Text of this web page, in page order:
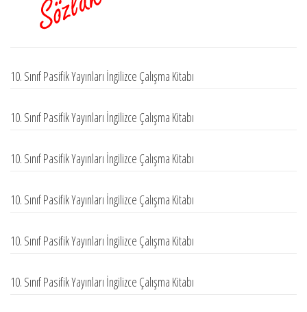
10. Sınıf Pasifik Yayınları İngilizce Çalışma Kitabı
10. Sınıf Pasifik Yayınları İngilizce Çalışma Kitabı
10. Sınıf Pasifik Yayınları İngilizce Çalışma Kitabı
10. Sınıf Pasifik Yayınları İngilizce Çalışma Kitabı
10. Sınıf Pasifik Yayınları İngilizce Çalışma Kitabı
10. Sınıf Pasifik Yayınları İngilizce Çalışma Kitabı